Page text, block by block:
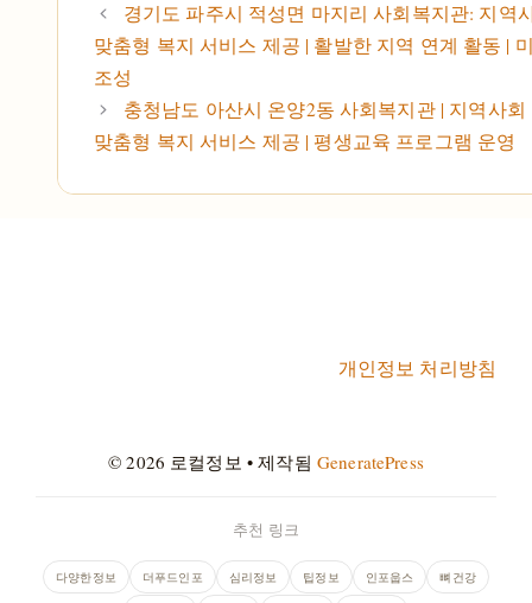
경기도 파주시 적성면 마지리 사회복지관: 지역
맞춤형 복지 서비스 제공 | 활발한 지역 연계 활동 |
조성
충청남도 아산시 온양2동 사회복지관 | 지역사회
맞춤형 복지 서비스 제공 | 평생교육 프로그램 운영
개인정보 처리방침
© 2026 로컬정보 • 제작됨 GeneratePress
추천 링크
다양한정보 더푸드인포 심리정보 팁정보 인포웁스 뼈건강